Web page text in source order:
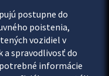
postupne do
poistenia,
vozidiel v
a spravodlivosť do
informácie